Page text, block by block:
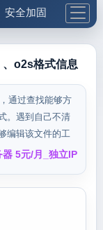
安全加固
更多工具
o2s格式信息
通过查找能够方
。遇到自己不清
编辑该文件的工
5元/月_独立IP